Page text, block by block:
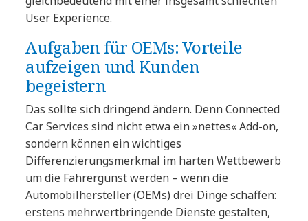
User Experience.
Aufgaben für OEMs: Vorteile
aufzeigen und Kunden
begeistern
Das sollte sich dringend ändern. Denn Connected
Car Services sind nicht etwa ein »nettes« Add-on,
sondern können ein wichtiges
Differenzierungsmerkmal im harten Wettbewerb
um die Fahrergunst werden – wenn die
Automobilhersteller (OEMs) drei Dinge schaffen:
erstens mehrwertbringende Dienste gestalten,